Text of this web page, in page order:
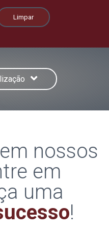
Limpar
nossos
em
uma
!